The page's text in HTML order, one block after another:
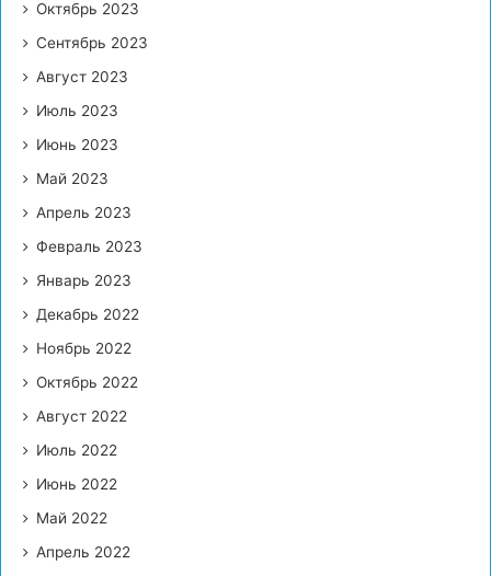
Октябрь 2023
Сентябрь 2023
Август 2023
Июль 2023
Июнь 2023
Май 2023
Апрель 2023
Февраль 2023
Январь 2023
Декабрь 2022
Ноябрь 2022
Октябрь 2022
Август 2022
Июль 2022
Июнь 2022
Май 2022
Апрель 2022